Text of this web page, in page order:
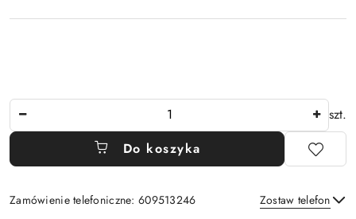
szt.
Do koszyka
Zamówienie telefoniczne: 609513246 Zostaw telefon